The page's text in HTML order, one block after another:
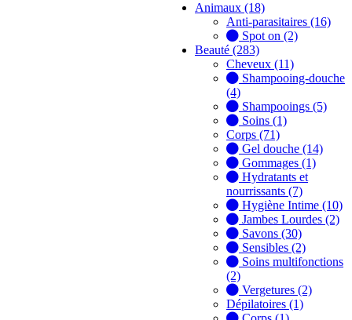
Animaux (18)
Anti-parasitaires (16)
Spot on (2)
Beauté (283)
Cheveux (11)
Shampooing-douche
(4)
Shampooings (5)
Soins (1)
Corps (71)
Gel douche (14)
Gommages (1)
Hydratants et
nourrissants (7)
Hygiène Intime (10)
Jambes Lourdes (2)
Savons (30)
Sensibles (2)
Soins multifonctions
(2)
Vergetures (2)
Dépilatoires (1)